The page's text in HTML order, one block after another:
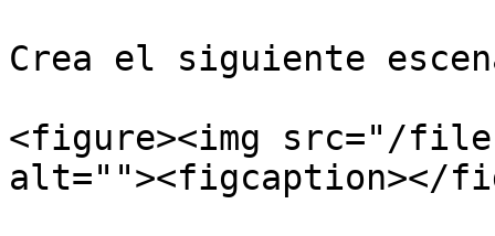
Crea el siguiente
<figure><img src="/files/
alt=""><figcaption></